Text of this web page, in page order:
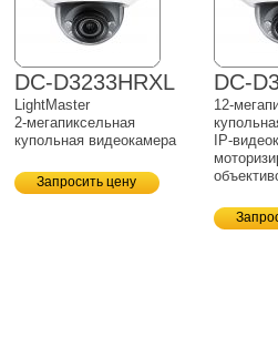
DC-D3233HRXL
LightMaster
2-мегапиксельная
купольная видеокамера
Запросить цену
DC-
12-
IP-